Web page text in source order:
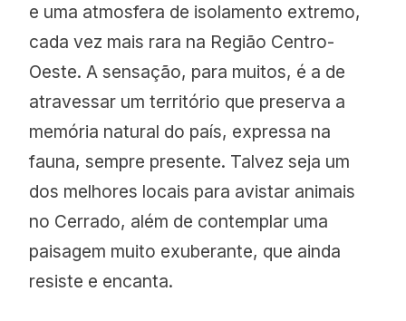
e uma atmosfera de isolamento extremo,
cada vez mais rara na Região Centro-
Oeste. A sensação, para muitos, é a de
atravessar um território que preserva a
memória natural do país, expressa na
fauna, sempre presente. Talvez seja um
dos melhores locais para avistar animais
no Cerrado, além de contemplar uma
paisagem muito exuberante, que ainda
resiste e encanta.